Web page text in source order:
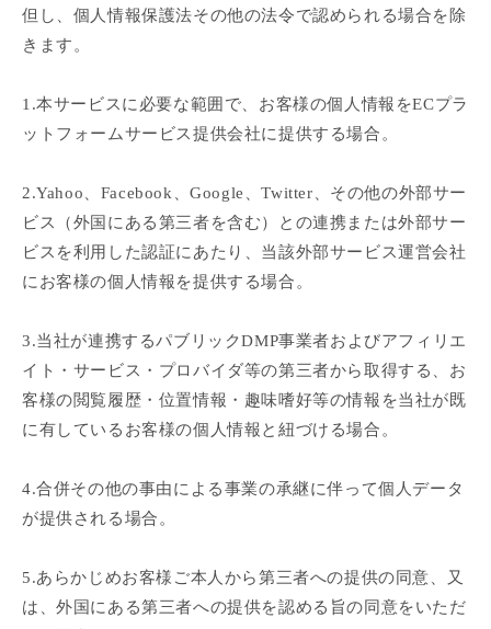
但し、個人情報保護法その他の法令で認められる場合を除
きます。
1.本サービスに必要な範囲で、お客様の個人情報をECプラ
ットフォームサービス提供会社に提供する場合。
2.Yahoo、Facebook、Google、Twitter、その他の外部サー
ビス（外国にある第三者を含む）との連携または外部サー
ビスを利用した認証にあたり、当該外部サービス運営会社
にお客様の個人情報を提供する場合。
3.当社が連携するパブリックDMP事業者およびアフィリエ
イト・サービス・プロバイダ等の第三者から取得する、お
客様の閲覧履歴・位置情報・趣味嗜好等の情報を当社が既
に有しているお客様の個人情報と紐づける場合。
4.合併その他の事由による事業の承継に伴って個人データ
が提供される場合。
5.あらかじめお客様ご本人から第三者への提供の同意、又
は、外国にある第三者への提供を認める旨の同意をいただ